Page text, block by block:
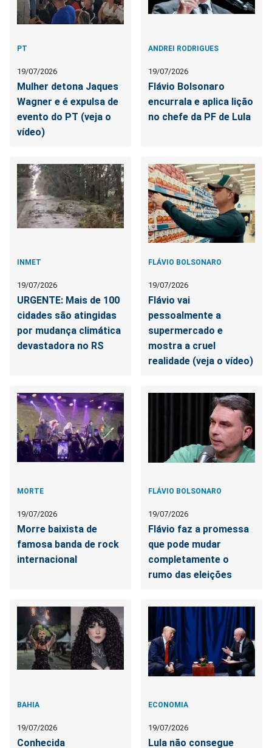
PT
19/07/2026
Mulher detona Jaques
Wagner e é expulsa de
evento do PT (veja o
vídeo)
ANDREI RODRIGUES
19/07/2026
Flávio Bolsonaro
encurrala e aplica lição
no chefe da PF de Lula
INMET
19/07/2026
URGENTE: Mais de 100
cidades são atingidas
por mudança climática
devastadora no RS
FLÁVIO BOLSONARO
19/07/2026
Flávio vai
pessoalmente a
supermercado e
mostra a cruel
realidade (veja o vídeo)
MORTE
19/07/2026
Morre baixista de
famosa banda de rock
internacional
FLÁVIO BOLSONARO
19/07/2026
Flávio faz a promessa
que pode mudar
completamente o
rumo das eleições
BAHIA
19/07/2026
Conhecida
ECONOMIA
19/07/2026
Lula não consegue